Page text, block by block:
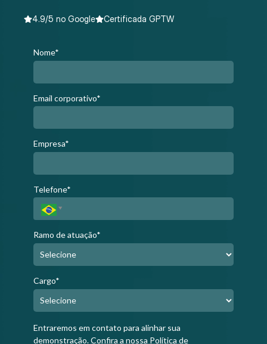
4.9/5 no Google Certificada GPTW
Nome*
Email corporativo*
Empresa*
Telefone*
Ramo de atuação*
Cargo*
Entraremos em contato para alinhar sua
demonstração.Confira a nossa Política de